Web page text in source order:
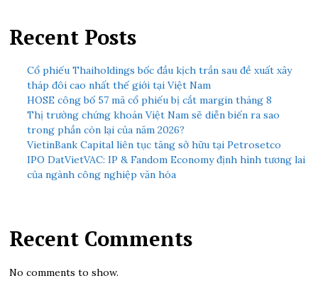
Recent Posts
Cổ phiếu Thaiholdings bốc đầu kịch trần sau đề xuất xây
tháp đôi cao nhất thế giới tại Việt Nam
HOSE công bố 57 mã cổ phiếu bị cắt margin tháng 8
Thị trường chứng khoán Việt Nam sẽ diễn biến ra sao
trong phần còn lại của năm 2026?
VietinBank Capital liên tục tăng sở hữu tại Petrosetco
IPO DatVietVAC: IP & Fandom Economy định hình tương lai
của ngành công nghiệp văn hóa
Recent Comments
No comments to show.